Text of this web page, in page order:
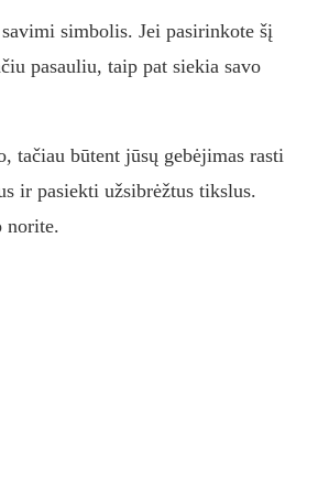
simbolis. Jei pasirinkote šį
pasauliu, taip pat siekia savo
tačiau būtent jūsų gebėjimas rasti
ir pasiekti užsibrėžtus tikslus.
norite.